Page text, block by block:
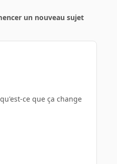
un nouveau sujet
ce que ça change